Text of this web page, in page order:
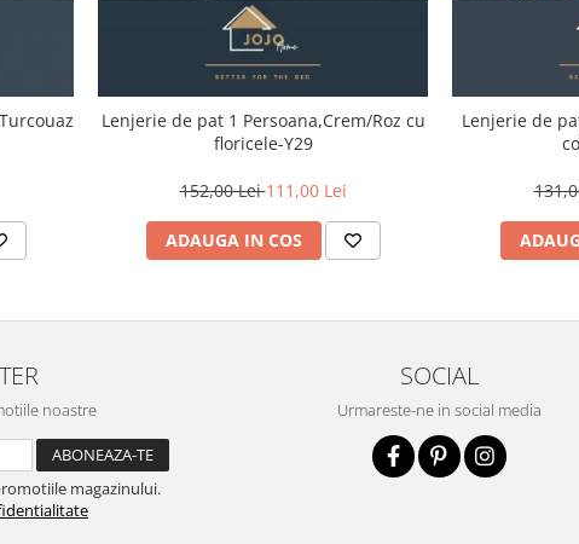
Lenjerie de pat 1 Persoana,Crem/Roz cu
floricele-Y29
152,00 Lei111,00 Lei
ADAUGA IN COS
Lenjerie de
noastre
magazinului.
SOCIAL
Urmareste-ne in social media